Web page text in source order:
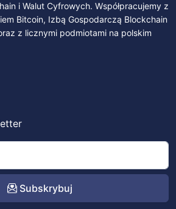
i Walut Cyfrowych. Współpracujemy z
Bitcoin, Izbą Gospodarczą Blockchain
z licznymi podmiotami na polskim
Subskrybuj